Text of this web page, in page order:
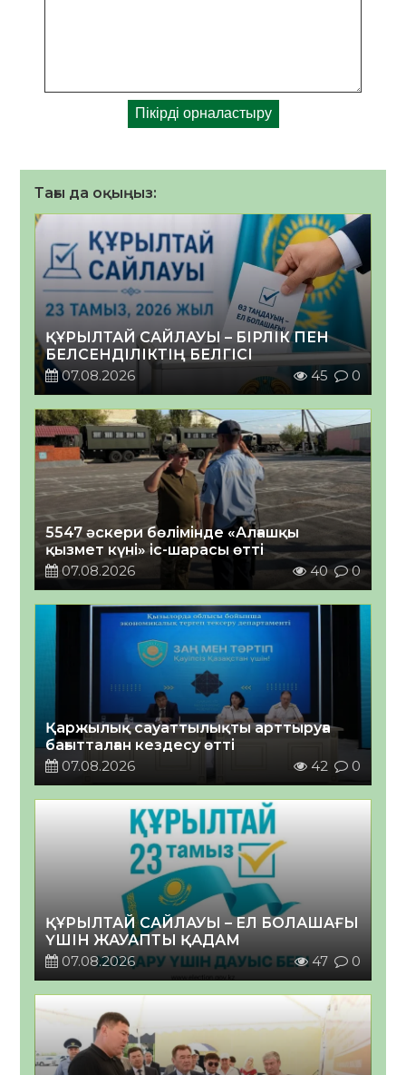
Тағы да оқыңыз:
ҚҰРЫЛТАЙ САЙЛАУЫ – БІРЛІК ПЕН
БЕЛСЕНДІЛІКТІҢ БЕЛГІСІ
07.08.2026
45 0
5547 әскери бөлімінде «Алғашқы
қызмет күні» іс-шарасы өтті
07.08.2026
40 0
Қаржылық сауаттылықты арттыруға
бағытталған кездесу өтті
07.08.2026
42 0
ҚҰРЫЛТАЙ САЙЛАУЫ – ЕЛ БОЛАШАҒЫ
ҮШІН ЖАУАПТЫ ҚАДАМ
07.08.2026
47 0